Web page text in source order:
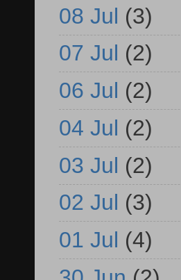
08 Jul (3)
07 Jul (2)
06 Jul (2)
04 Jul (2)
03 Jul (2)
02 Jul (3)
01 Jul (4)